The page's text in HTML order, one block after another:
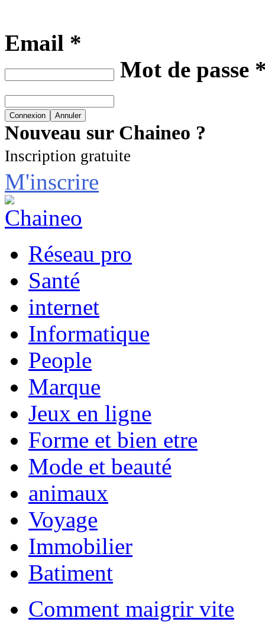
Email *
Mot de passe
Nouveau sur Chaineo ?
Inscription gratuite
M'inscrire
Réseau pro
Santé
internet
Informatique
People
Marque
Jeux en ligne
Forme et bien etre
Mode et beauté
animaux
Voyage
Immobilier
Batiment
Comment maigrir vite